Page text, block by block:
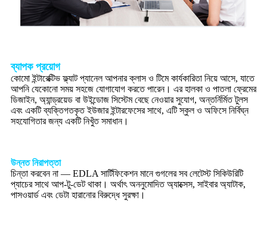
ব্যাপক প্রয়োগ
কোমো ইন্টারেক্টিভ ফ্ল্যাট প্যানেল আপনার ক্লাস ও টিমে কার্যকারিতা নিয়ে আসে, যাতে
আপনি যেকোনো সময় সহজে যোগাযোগ করতে পারেন। এর হালকা ও পাতলা ফ্রেমের
ডিজাইন, অ্যান্ড্রয়েড বা উইন্ডোজ সিস্টেম বেছে নেওয়ার সুযোগ, অন্তর্নির্মিত টুলস
এবং একটি ব্যক্তিগতকৃত ইউজার ইন্টারফেসের সাথে, এটি স্কুল ও অফিসে নির্বিঘ্ন
সহযোগিতার জন্য একটি নিখুঁত সমাধান।
উন্নত নিরাপত্তা
চিন্তা করবেন না — EDLA সার্টিফিকেশন মানে গুগলের সব লেটেস্ট সিকিউরিটি
প্যাচের সাথে আপ-টু-ডেট থাকা। অর্থাৎ অননুমোদিত অ্যাক্সেস, সাইবার অ্যাটাক,
পাসওয়ার্ড এবং ডেটা হারানোর বিরুদ্ধে সুরক্ষা।